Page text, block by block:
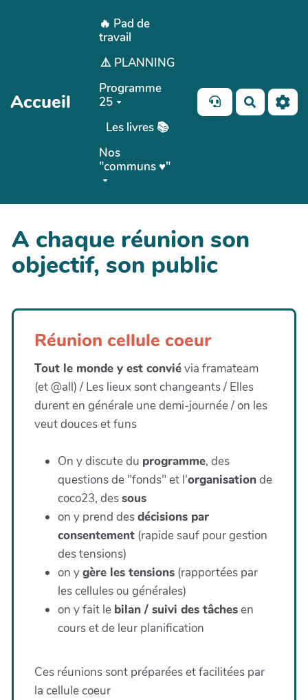
Aller au contenu principal
Accueil
🔥 Pad de
travail
⚠️ PLANNING
Programme
25
Les livres 📚
Nos
"communs ♥️"
A chaque réunion son
objectif, son public
Réunion cellule coeur
Tout le monde y est conviévia framateam
(et @all) / Les lieux sont changeants / Elles
durent en générale une demi-journée / on les
veut douces et funs
On y discute du programme, des
questions de "fonds" et l'organisationde
coco23, dessous
on y prend desdécisions par
consentement(rapide sauf pour gestion
des tensions)
on ygère les tensions(rapportées par
les cellules ou générales)
on y fait le bilan / suivi des tâchesen
cours et de leur planification
Ces réunions sont préparées et facilitées par
la cellule coeur